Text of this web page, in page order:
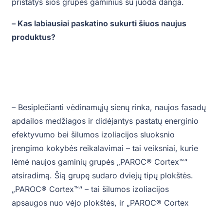
pristatys šios grupės gaminius su juoda danga.
– Kas labiausiai paskatino sukurti šiuos naujus
produktus?
– Besiplečianti vėdinamųjų sienų rinka, naujos fasadų
apdailos medžiagos ir didėjantys pastatų energinio
efektyvumo bei šilumos izoliacijos sluoksnio
įrengimo kokybės reikalavimai – tai veiksniai, kurie
lėmė naujos gaminių grupės „PAROC® Cortex™“
atsiradimą. Šią grupę sudaro dviejų tipų plokštės.
„PAROC® Cortex™“ – tai šilumos izoliacijos
apsaugos nuo vėjo plokštės, ir „PAROC® Cortex